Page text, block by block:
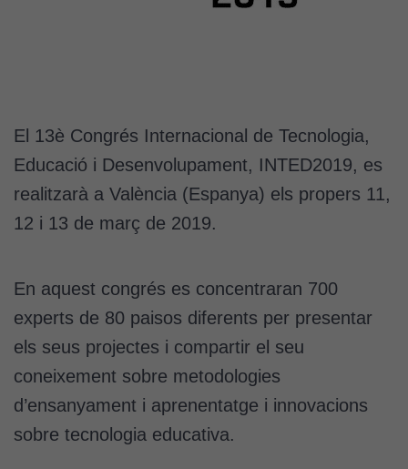
El 13è Congrés Internacional de Tecnologia,
Educació i Desenvolupament, INTED2019, es
realitzarà a València (Espanya) els propers 11,
12 i 13 de març de 2019.
En aquest congrés es concentraran 700
experts de 80 paisos diferents per presentar
els seus projectes i compartir el seu
coneixement sobre metodologies
d’ensanyament i aprenentatge i innovacions
sobre tecnologia educativa.